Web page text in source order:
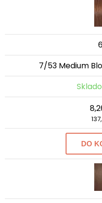
7/53 Medium
DO